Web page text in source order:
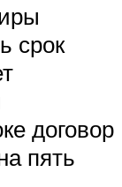
срок
договор
пять